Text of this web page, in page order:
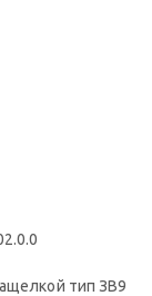
тип ЗВ9